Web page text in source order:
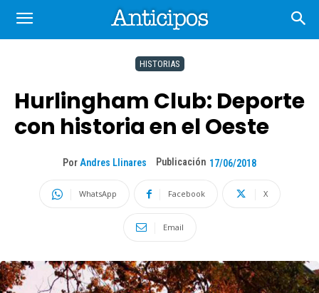
HISTORIAS
Hurlingham Club: Deporte
con historia en el Oeste
Por Andres Llinares Publicación 17/06/2018
WhatsApp Facebook X
Email